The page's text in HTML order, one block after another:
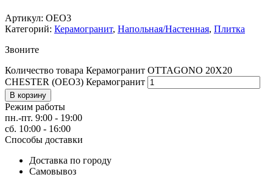
Артикул: OEO3
Категорий: Керамогранит, Напольная/Настенная, Плитка
Звоните
Количество товара Керамогранит OTTAGONO 20X20
CHESTER (OEO3) Керамогранит
В корзину
Режим работы
пн.-пт. 9:00 - 19:00
сб. 10:00 - 16:00
Способы доставки
Доставка по городу
Самовывоз